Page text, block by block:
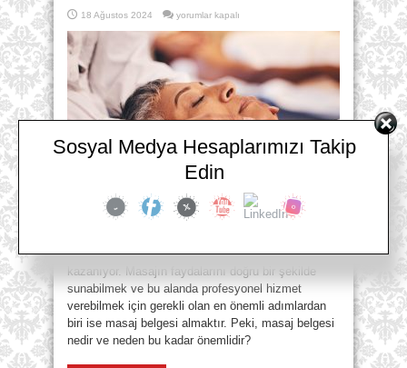
18 Ağustos 2024
Kırklareli
Belgesi
Nasıl
Alınır.
0
(530)
304
98
98
yorumlar kapalı
98 Günümüzde stres ve yoğun yaşam temposu,
insanların beden ve zihin sağlığı üzerinde olumsuz
rahatlama yöntemleri giderek daha fazla önem
kazanıyor. Masajın faydalarını doğru bir şekilde
sunabilmek ve bu alanda profesyonel hizmet
verebilmek için gerekli olan en önemli adımlardan
biri ise masaj belgesi almaktır. Peki, masaj belgesi
nedir ve neden bu kadar önemlidir?
Sosyal Medya Hesaplarımızı Takip
Edin